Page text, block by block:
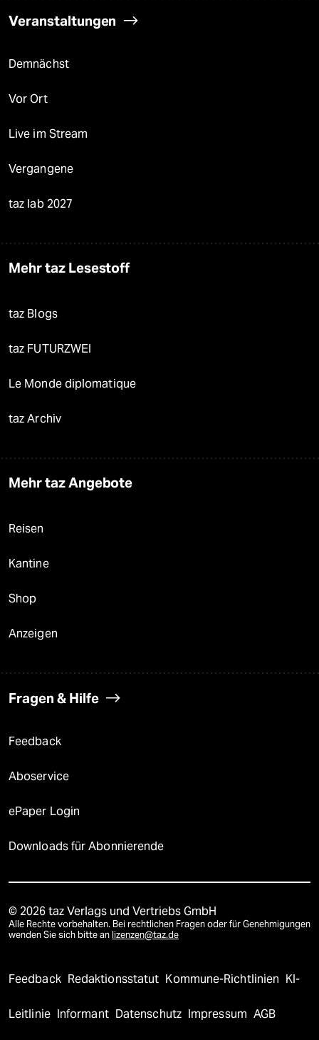
Veranstaltungen
Demnächst
Vor Ort
Live im Stream
Vergangene
taz lab 2027
Mehr taz Lesestoff
taz Blogs
taz FUTURZWEI
Le Monde diplomatique
taz Archiv
Mehr taz Angebote
Reisen
Kantine
Shop
Anzeigen
Fragen & Hilfe
Feedback
Aboservice
ePaper Login
Downloads für Abonnierende
© 2026 taz Verlags und Vertriebs GmbH
Alle Rechte vorbehalten. Bei rechtlichen Fragen oder für Genehmigungen
wenden Sie sich bitte an lizenzen@taz.de
Feedback Redaktionsstatut Kommune-Richtlinien KI-
Leitlinie Informant Datenschutz Impressum AGB